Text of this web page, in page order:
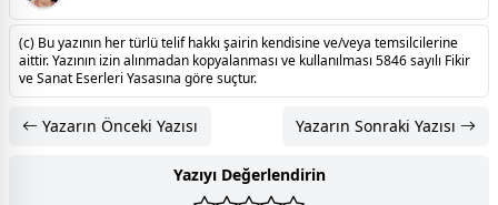
(c) Bu yazının her türlü telif hakkı şairin kendisine ve/veya temsilcilerine
aittir. Yazının izin alınmadan kopyalanması ve kullanılması 5846 sayılı Fikir
ve Sanat Eserleri Yasasına göre suçtur.
Yazarın Önceki Yazısı Yazarın Sonraki Yazısı
Yazıyı Değerlendirin